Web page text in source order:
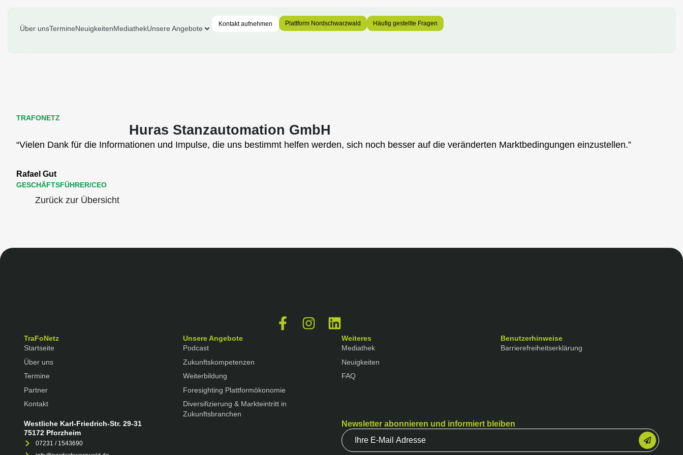
Über unsTermineNeuigkeitenMediathekUnsere Angebote
Kontakt aufnehmen Plattform Nordschwarzwald Häufig gestellte Fragen
TRAFONETZ
Huras Stanzautomation GmbH
“Vielen Dank für die Informationen und Impulse, die uns bestimmt helfen werden, sich noch besser auf die veränderten Marktbedingungen einzustellen.”
Rafael Gut
GESCHÄFTSFÜHRER/CEO
Zurück zur Übersicht
TraFoNetz
Startseite
Über uns
Termine
Partner
Kontakt
Unsere Angebote
Podcast
Zukunftskompetenzen
Weiterbildung
Foresighting Plattformökonomie
Diversifizierung & Markteintritt in
Zukunftsbranchen
Weiteres
Mediathek
Neuigkeiten
FAQ
Benutzerhinweise
Barrierefreiheitserklärung
Westliche Karl-Friedrich-Str. 29-31
75172 Pforzheim
07231 / 1543690
Newsletter abonnieren und informiert bleiben